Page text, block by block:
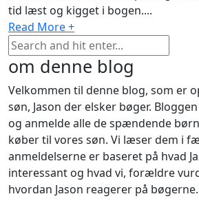
tid læst og kigget i bogen....
Read More +
om denne blog
Velkommen til denne blog, som er
søn, Jason der elsker bøger.
og anmelde alle de spændende
køber til vores søn. Vi læser dem i
anmeldelserne er baseret på hvad
interessant og hvad vi, forældre
hvordan Jason reagerer på bøgerne.